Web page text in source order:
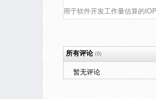
用于软件开发工作量估算的
所有评论(0)
暂无评论